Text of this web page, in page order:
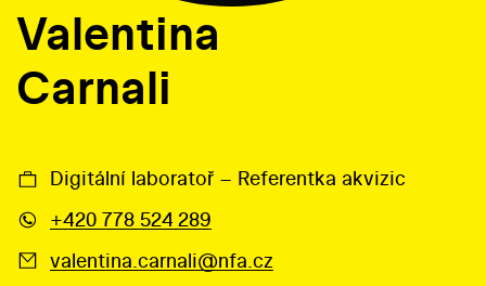
Valentina
Carnali
Digitální laboratoř – Referentka akvizic
+420 778 524 289
valentina.carnali@nfa.cz